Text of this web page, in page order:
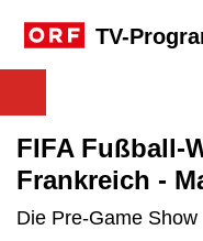
TV-
FIFA Fußball-
Frankreich -
Die Pre-Game Show